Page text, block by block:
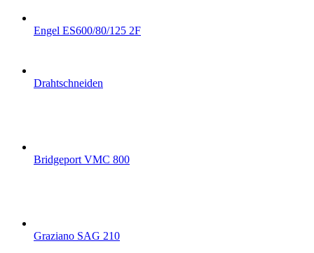
Engel ES600/80/125 2F
Drahtschneiden
Bridgeport VMC 800
Graziano SAG 210